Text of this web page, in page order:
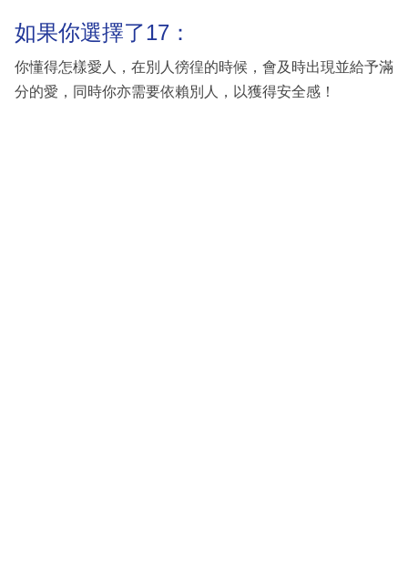
如果你選擇了17：
你懂得怎樣愛人，在別人徬徨的時候，會及時出現並給予滿
分的愛，同時你亦需要依賴別人，以獲得安全感！